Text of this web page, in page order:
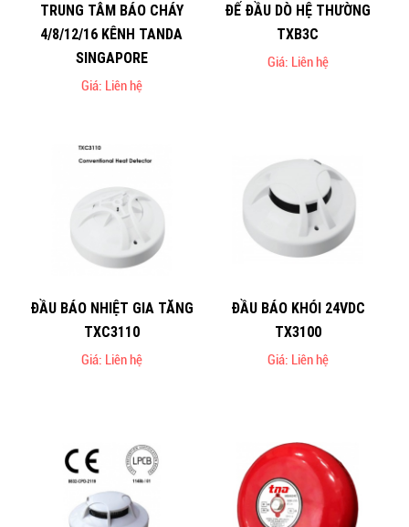
TRUNG TÂM BÁO CHÁY
4/8/12/16 KÊNH TANDA
SINGAPORE
Giá: Liên hệ
ĐẾ ĐẦU DÒ HỆ THƯỜNG
TXB3C
Giá: Liên hệ
ĐẦU BÁO NHIỆT GIA TĂNG
TXC3110
Giá: Liên hệ
ĐẦU BÁO KHÓI 24VDC
TX3100
Giá: Liên hệ